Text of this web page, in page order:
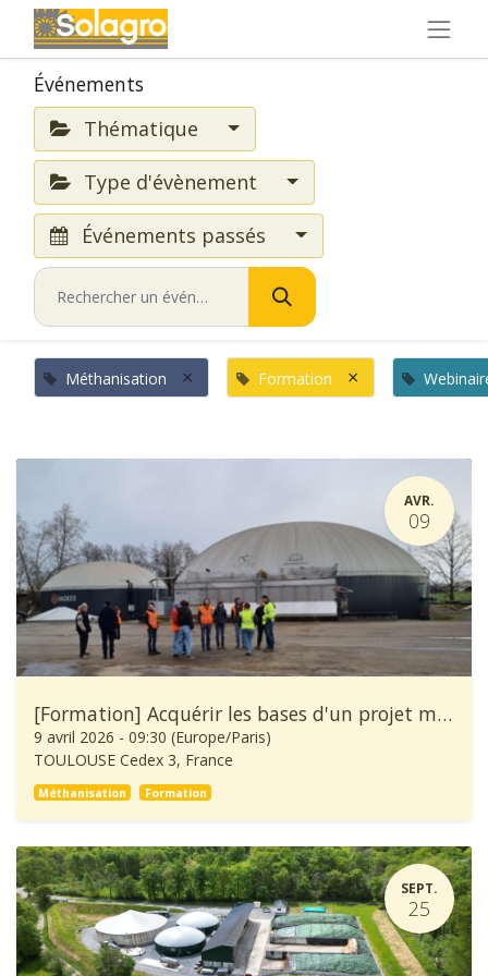
Événements
Thématique
Type d'évènement
Événements passés
Méthanisation × Formation ×
AVR.
09
[Formation] Acquérir les bases d'un projet méthanisation
9 avril 2026 - 09:30 (Europe/Paris)
TOULOUSE Cedex 3, France
Méthanisation Formation
SEPT.
25